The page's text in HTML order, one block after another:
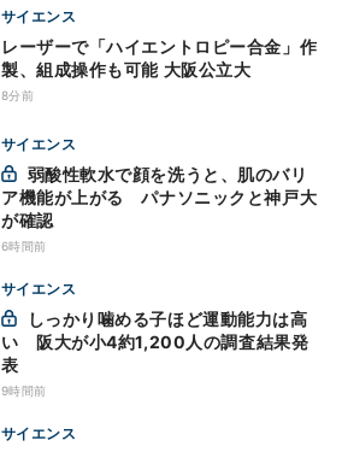
サイエンス
レーザーで「ハイエントロピー合金」作
製、組成操作も可能 大阪公立大
8分前
サイエンス
ア機能が上がる パナソニックと神戸大
が確認
6時間前
サイエンス
い 阪大が小4約1,200人の調査結果発
表
9時間前
サイエンス